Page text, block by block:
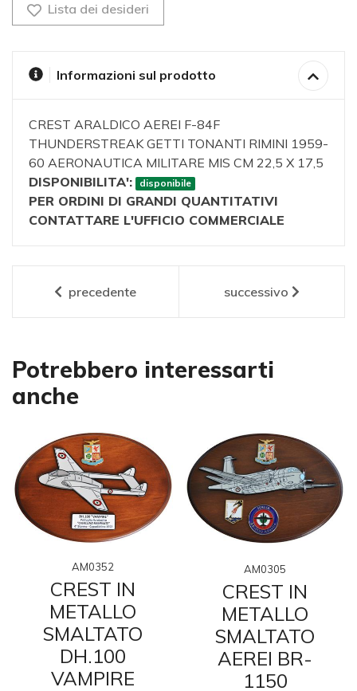
Lista dei desideri
Informazioni sul prodotto
CREST ARALDICO AEREI F-84F
THUNDERSTREAK GETTI TONANTI RIMINI 1959-
60 AERONAUTICA MILITARE MIS CM 22,5 X 17,5
DISPONIBILITA':
disponibile
PER ORDINI DI GRANDI QUANTITATIVI
CONTATTARE L'UFFICIO COMMERCIALE
precedente successivo
Potrebbero interessarti
anche
AM0352
CREST IN
METALLO
SMALTATO
DH.100
VAMPIRE
AM0305
CREST IN
METALLO
SMALTATO
AEREI BR-
1150